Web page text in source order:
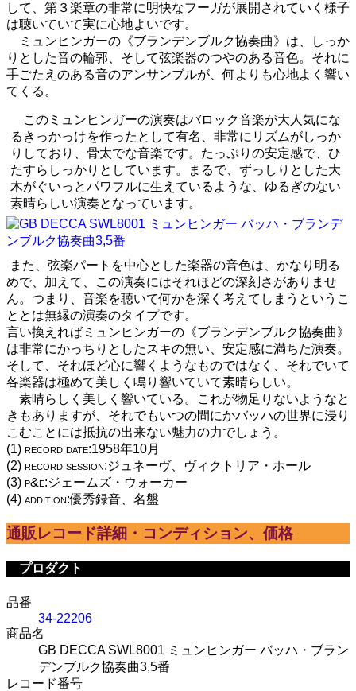
して、第３楽章の非常に明快なフーガが展開されていく様子
は聴いていて実に心地よいです。
ミュンヒンガーの《ブランデンブルク協奏曲》は、しっか
りとした音の輪郭、そして弦楽器のつやのある音色。それに
手ごたえのある音のアンサンブルが、何よりも心地よく響い
てくる。
このミュンヒンガーの演奏はバロック音楽が大人気にな
るきっかっけを作ったとして有名、非常にリズムがしっか
りしており、骨太でな音楽です。たっぷりの安定感で、ひ
たすらしっかりとしています。まるで、ずっしりとした大
木がぐいっとパワフルに生えているような、ゆるぎのない
素晴らしい演奏となっています。
また、弦楽パートを中心とした楽器の音色は、かなり明る
めで、加えて、この演奏にはそれほどの深刻さがありませ
ん。つまり、音楽を聴いて何かを深く考えてしまうというこ
ととは無縁の演奏のタイプです。
言い換えればミュンヒンガーの《ブランデンブルク協奏曲》
は非常にかっちりとしたスキの無い、安定感に満ちた演奏。
そして、それほど心に響くようなものではなく、それでいて
各楽器は極めて美しく鳴り響いていて素晴らしい。
素晴らしく美しく響いている。これが物足りないようなと
きもありますが、それでもいつの間にかバッハの世界に浸り
こむことには抵抗の出来ない魅力の力でしょう。
(1) record date:1958年10月
(2) record session:ジュネーヴ、ヴィクトリア・ホール
(3) p&e:ジェームズ・ウォーカー
(4) addition:優秀録音、名盤
通販レコード詳細・コンディション、価格
プロダクト
品番
34-22206
商品名
GB DECCA SWL8001 ミュンヒンガー バッハ・ブラン
デンブルク協奏曲3,5番
レコード番号